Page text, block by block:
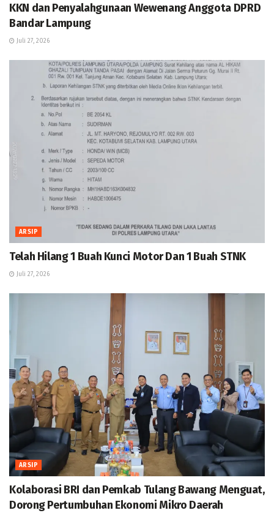
KKN dan Penyalahgunaan Wewenang Anggota DPRD
Bandar Lampung
Juli 27, 2026
ARSIP
Telah Hilang 1 Buah Kunci Motor Dan 1 Buah STNK
Juli 27, 2026
ARSIP
Kolaborasi BRI dan Pemkab Tulang Bawang Menguat,
Dorong Pertumbuhan Ekonomi Mikro Daerah